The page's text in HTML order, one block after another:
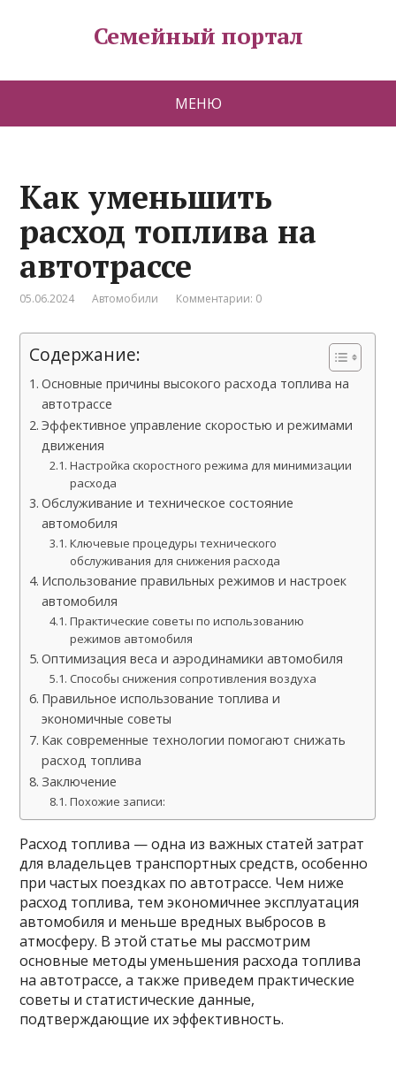
Семейный портал
МЕНЮ
Как уменьшить
расход топлива на
автотрассе
05.06.2024 Автомобили Комментарии: 0
Содержание:
Основные причины высокого расхода топлива на
автотрассе
Эффективное управление скоростью и режимами
движения
Настройка скоростного режима для минимизации
расхода
Обслуживание и техническое состояние
автомобиля
Ключевые процедуры технического
обслуживания для снижения расхода
Использование правильных режимов и настроек
автомобиля
Практические советы по использованию
режимов автомобиля
Оптимизация веса и аэродинамики автомобиля
Способы снижения сопротивления воздуха
Правильное использование топлива и
экономичные советы
Как современные технологии помогают снижать
расход топлива
Заключение
Похожие записи:
Расход топлива — одна из важных статей затрат
для владельцев транспортных средств, особенно
при частых поездках по автотрассе. Чем ниже
расход топлива, тем экономичнее эксплуатация
автомобиля и меньше вредных выбросов в
атмосферу. В этой статье мы рассмотрим
основные методы уменьшения расхода топлива
на автотрассе, а также приведем практические
советы и статистические данные,
подтверждающие их эффективность.